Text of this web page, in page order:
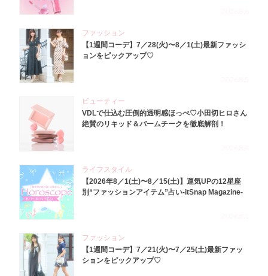
ファッション
【1週間コーデ】7／28(火)〜8／1(土)最新ファッシ
ョンをピックアップ♡
ビューティー
VDLで仕込む圧倒的透明感ほっぺ♡小田切ヒロさん
絶賛のリキッド＆バームチークを徹底解剖！
ライフスタイル
【2026年8／1(土)〜8／15(土)】運気UPの12星座
別“ファッションアイテム”占い-itSnap Magazine-
ファッション
【1週間コーデ】7／21(火)〜7／25(土)最新ファッ
ションをピックアップ♡